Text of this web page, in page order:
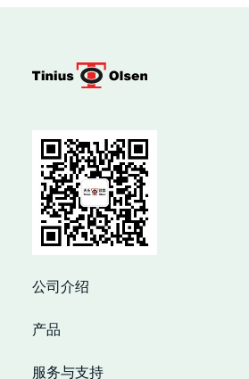
公司介绍
产品
服务与支持